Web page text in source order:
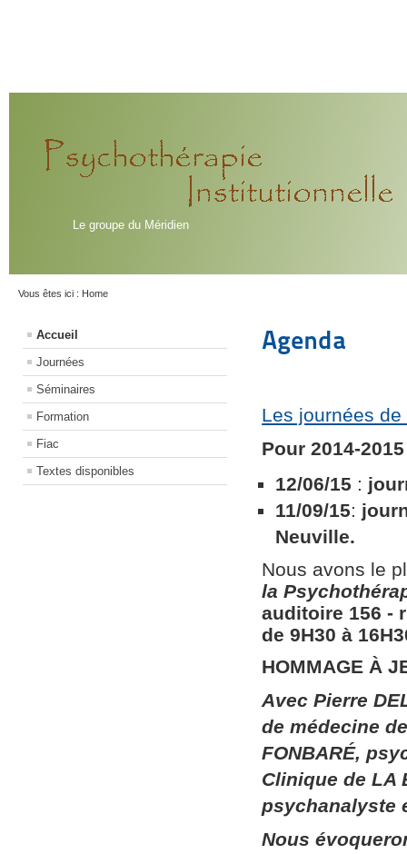
Le groupe du Méridien
Vous êtes ici : Home
Accueil
Journées
Séminaires
Formation
Fiac
Textes disponibles
Agenda
Les journées
Pour 2014-
12/06/15 :
11/09/15:
Neuville.
Nous avons le
la
auditoire 156​ ​-
de 9H30 à
HOMMAGE À
Avec Pierre
de médecine
FONBARÉ,
Clinique de LA
psychanalyste
Nous